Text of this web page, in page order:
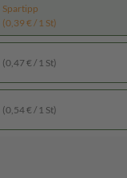
Spartipp
(0,39 € / 1 St)
(0,47 € / 1 St)
(0,54 € / 1 St)